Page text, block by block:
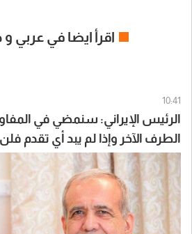
اقرأ ايضا في عربي و
10:41
الرئيس الإيراني: سنمضي في
الطرف الآخر وإذا لم يبد أي تقدم